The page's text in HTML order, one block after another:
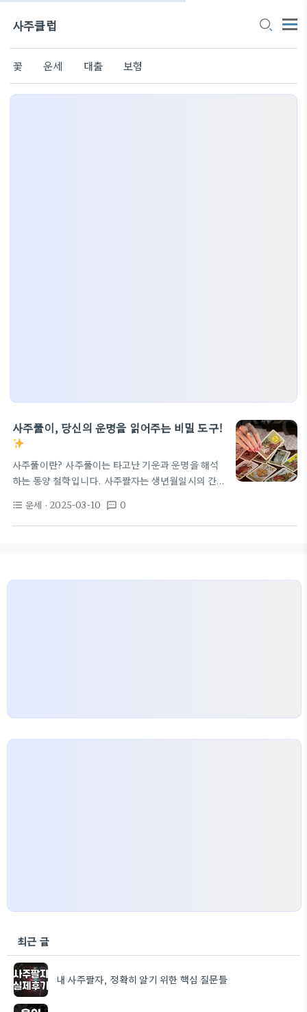
사주클럽
꽃 운세 대출 보험
사주풀이, 당신의 운명을 읽어주는 비밀 도구!
사주풀이란? 사주풀이는 타고난 기운과 운명을 해석
하는 동양 철학입니다. 사주팔자는 생년월일시의 간
등 여러 측면을 분석합니다. 이처럼 사주풀이는 나 자
신을 이해하고, 미래를 준비하는 데 큰 도움이 됩니다.
format_list_bulleted 운세 · 2025-03-10 textsms 0
최근 글
내 사주팔자, 정확히 알기 위한 핵심 질문들